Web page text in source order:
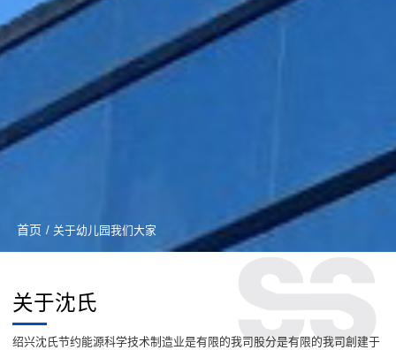
首页 / 关于幼儿园我们大家
关于沈氏
绍兴沈氏节约能源科学技术制造业是有限的我司股分是有限的我司創建于